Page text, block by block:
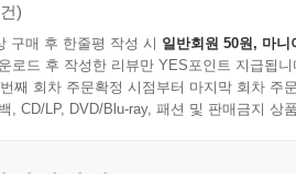
)
구매 후 한줄평 작성 시 일반회원 50원, 마니
로드 후 작성한 리뷰만 YES포인트 지급됩니
째 회차 주문확정 시점부터 마지막 회차 주
, CD/LP, DVD/Blu-ray, 패션 및 판매금지 상